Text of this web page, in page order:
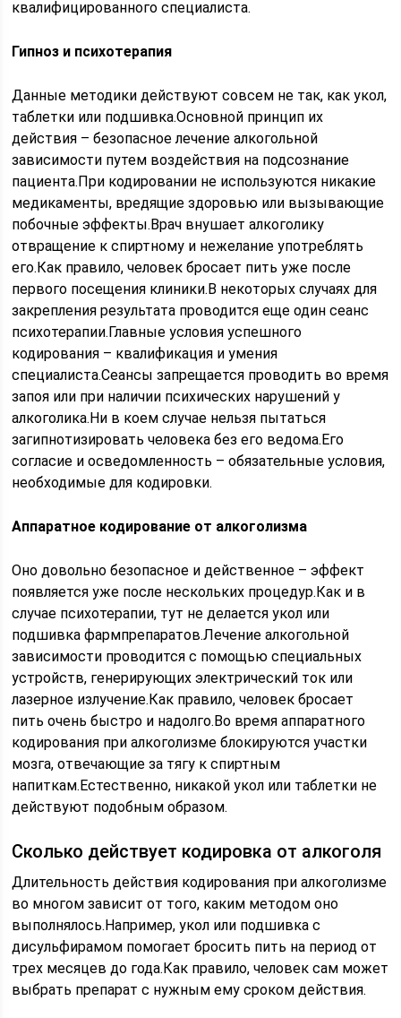
квалифицированного специалиста.
Гипноз и психотерапия
Данные методики действуют совсем не так, как укол,
таблетки или подшивка.Основной принцип их
действия – безопасное лечение алкогольной
зависимости путем воздействия на подсознание
пациента.При кодировании не используются никакие
медикаменты, вредящие здоровью или вызывающие
побочные эффекты.Врач внушает алкоголику
отвращение к спиртному и нежелание употреблять
его.Как правило, человек бросает пить уже после
первого посещения клиники.В некоторых случаях для
закрепления результата проводится еще один сеанс
психотерапии.Главные условия успешного
кодирования – квалификация и умения
специалиста.Сеансы запрещается проводить во время
запоя или при наличии психических нарушений у
алкоголика.Ни в коем случае нельзя пытаться
загипнотизировать человека без его ведома.Его
согласие и осведомленность – обязательные условия,
необходимые для кодировки.
Аппаратное кодирование от алкоголизма
Оно довольно безопасное и действенное – эффект
появляется уже после нескольких процедур.Как и в
случае психотерапии, тут не делается укол или
подшивка фармпрепаратов.Лечение алкогольной
зависимости проводится с помощью специальных
устройств, генерирующих электрический ток или
лазерное излучение.Как правило, человек бросает
пить очень быстро и надолго.Во время аппаратного
кодирования при алкоголизме блокируются участки
мозга, отвечающие за тягу к спиртным
напиткам.Естественно, никакой укол или таблетки не
действуют подобным образом.
Сколько действует кодировка от алкоголя
Длительность действия кодирования при алкоголизме
во многом зависит от того, каким методом оно
выполнялось.Например, укол или подшивка с
дисульфирамом помогает бросить пить на период от
трех месяцев до года.Как правило, человек сам может
выбрать препарат с нужным ему сроком действия.